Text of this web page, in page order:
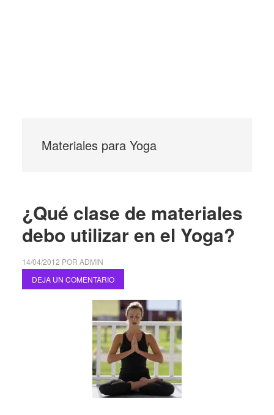
Materiales para Yoga
¿Qué clase de materiales
debo utilizar en el Yoga?
14/04/2012 POR ADMIN
DEJA UN COMENTARIO